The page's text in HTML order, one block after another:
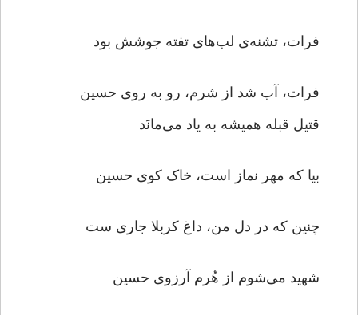
فرات، تشنه‌ی لب‌های تفته جوشش بود
فرات، آب شد از شرم، رو به روی حسین
قتیل قبله همیشه به یاد می‌مانَد
بیا که مهر نماز است، خاک کوی حسین
چنین که در دل من، داغ کربلا جاری ست
شهید می‌شوم از هُرم آرزوی حسین